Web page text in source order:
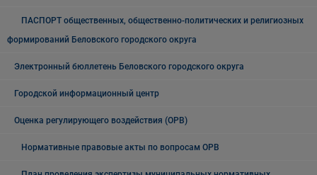
ПАСПОРТ общественных, общественно-политических и религиозных
формирований Беловского городского округа
Электронный бюллетень Беловского городского округа
Городской информационный центр
Оценка регулирующего воздействия (ОРВ)
Нормативные правовые акты по вопросам ОРВ